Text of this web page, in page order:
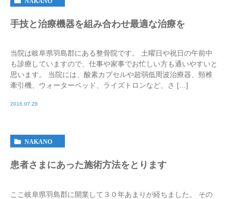
手技と治療機器を組み合わせ最適な治療を
当院は岐阜県羽島郡にある整骨院です。 土曜日や祝日の午前中
も診療していますので、仕事や家事でお忙しい方も通いやすいと
思います。 当院には、酸素カプセルや超弱低周波治療器、頸椎
牽引機、ウォーターベッド、ライズトロンなど、さ […]
2016.07.28
NAKANO
患者さまにあった施術方法をとります
ここ岐阜県羽島郡に開業して３０年あまりが経ちました。 その